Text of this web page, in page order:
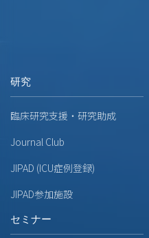
研究
臨床研究支援・研究助成
Journal Club
JIPAD (ICU症例登録)
JIPAD参加施設
セミナー